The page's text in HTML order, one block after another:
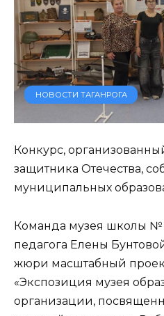
НОВОСТИ ТАГАНРОГА
Конкурс,
защитника Отечества,
муниципальных
Команда музея школы №
педагога Елены
жюри масштабный
«Экспозиция музея
организации,